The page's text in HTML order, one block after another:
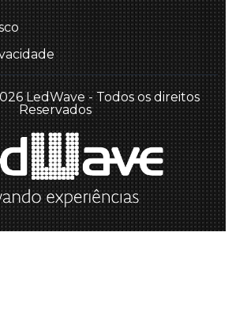
LedWave - Todos os direitos
Reservados